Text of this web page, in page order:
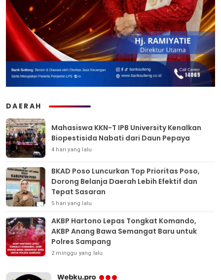
DAERAH
Mahasiswa KKN-T IPB University Kenalkan
Biopestisida Nabati dari Daun Pepaya
4 hari yang lalu
BKAD Poso Luncurkan Top Prioritas Poso,
Dorong Belanja Daerah Lebih Efektif dan
Tepat Sasaran
5 hari yang lalu
AKBP Hartono Lepas Tongkat Komando,
AKBP Anang Bawa Semangat Baru untuk
Polres Sampang
2 minggu yang lalu